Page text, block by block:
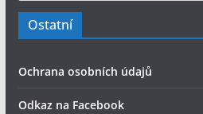
Ostatní
Ochrana osobních údajů
Odkaz na Facebook